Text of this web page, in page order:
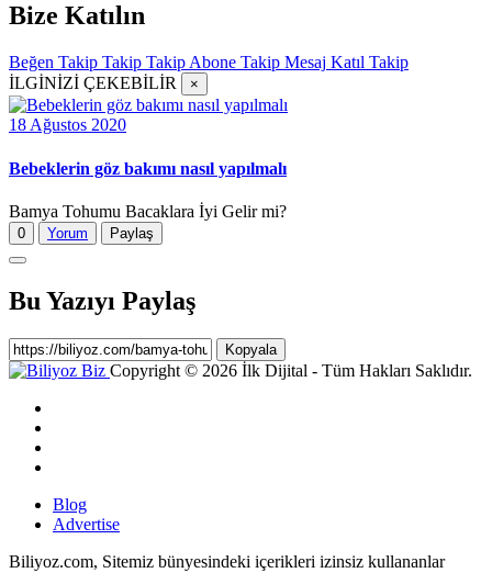
Bize Katılın
Beğen Takip Takip Takip Abone Takip Mesaj Katıl Takip
İLGİNİZİ ÇEKEBİLİR
×
18 Ağustos 2020
Bebeklerin göz bakımı nasıl yapılmalı
Bamya Tohumu Bacaklara İyi Gelir mi?
0 Yorum Paylaş
Bu Yazıyı Paylaş
Kopyala
Copyright © 2026 İlk Dijital - Tüm Hakları Saklıdır.
Blog
Advertise
Biliyoz.com, Sitemiz bünyesindeki içerikleri izinsiz kullananlar